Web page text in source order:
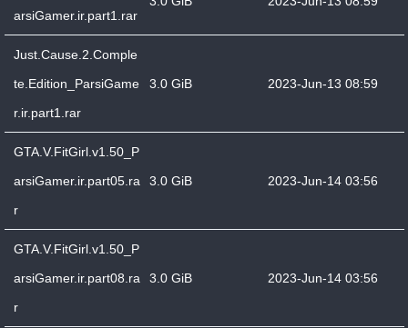
arsiGamer.ir.part1.rar
Just.Cause.2.Comple
te.Edition_ParsiGame
r.ir.part1.rar
3.0 GiB 2023-Jun-13 08:59
GTA.V.FitGirl.v1.50_P
arsiGamer.ir.part05.ra
r
3.0 GiB 2023-Jun-14 03:56
GTA.V.FitGirl.v1.50_P
arsiGamer.ir.part08.ra
r
3.0 GiB 2023-Jun-14 03:56